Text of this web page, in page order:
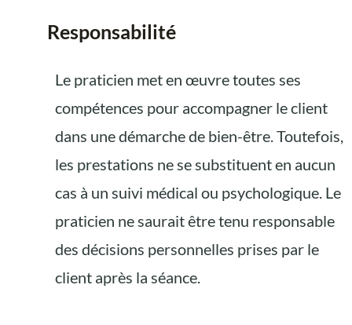
Responsabilité
Le praticien met en œuvre toutes ses
compétences pour accompagner le client
dans une démarche de bien-être. Toutefois,
les prestations ne se substituent en aucun
cas à un suivi médical ou psychologique. Le
praticien ne saurait être tenu responsable
des décisions personnelles prises par le
client après la séance.